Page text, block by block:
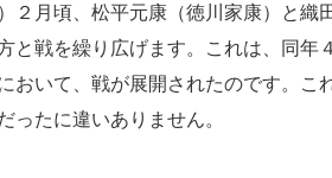
月頃、松平元康（徳川家康）と織
と戦を繰り広げます。これは、同年
おいて、戦が展開されたのです。こ
ったに違いありません。